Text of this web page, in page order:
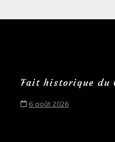
Fait historique du
6 août 2026